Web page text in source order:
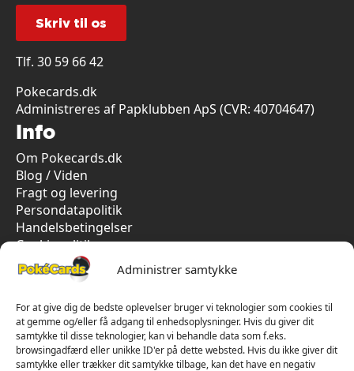
Administrer samtykke
For at give dig de bedste oplevelser bruger vi teknologier som cookies til
at gemme og/eller få adgang til enhedsoplysninger. Hvis du giver dit
samtykke til disse teknologier, kan vi behandle data som f.eks.
browsingadfærd eller unikke ID'er på dette websted. Hvis du ikke giver dit
samtykke eller trækker dit samtykke tilbage, kan det have en negativ
Skriv til os
Tlf. 30 59 66 42
Pokecards.dk
Administreres af Papklubben ApS (CVR: 40704647)
Info
Om Pokecards.dk
Blog / Viden
Fragt og levering
Persondatapolitik
Handelsbetingelser
Cookiepolitik
Vi har kun 5-stjernet anmeldelser på Trustpilot